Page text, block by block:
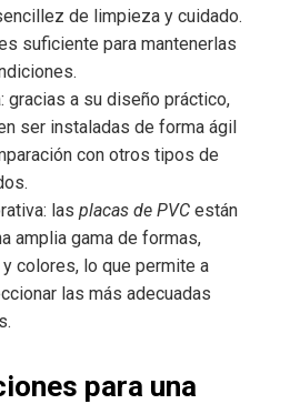
de limpieza y cuidado.
suficiente para mantenerlas
gracias a su diseño práctico,
ser instaladas de forma ágil
con otros tipos de
las placas de PVC están
amplia gama de formas,
colores, lo que permite a
las más adecuadas
para una